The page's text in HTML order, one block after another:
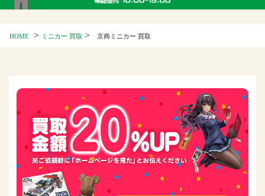
HOME > ミニカー 買取 > 京商ミニカー 買取